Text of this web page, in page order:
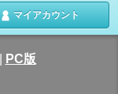
マイアカウント
PC版